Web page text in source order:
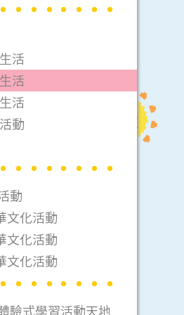
活
活
活
動
動
文化活動
文化活動
文化活動
驗式學習活動天地